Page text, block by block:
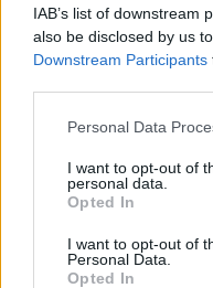
IAB’s list of downstream
also be disclosed by us
Downstream Participants
Personal Data
I want to opt-out of
personal data.
Opted In
I want to opt-out of
Personal Data.
Opted In